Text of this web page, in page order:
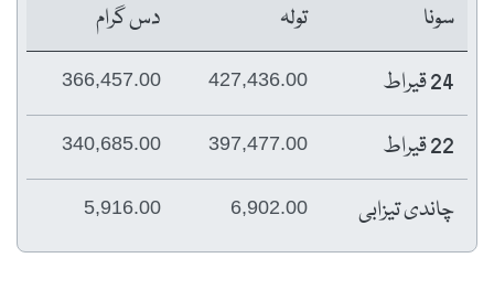
سونا
تولہ
دس گرام
24 قیراط
427,436.00
366,457.00
22 قیراط 397,477.00
340,685.00
چاندی تیزابی 6,902.00
5,916.00